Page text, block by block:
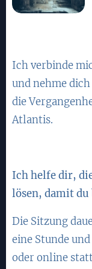
Ich verbinde
und nehme
die
Atlantis.
Ich helfe dir,
lösen, damit
Die Sitzung
eine Stunde
oder online